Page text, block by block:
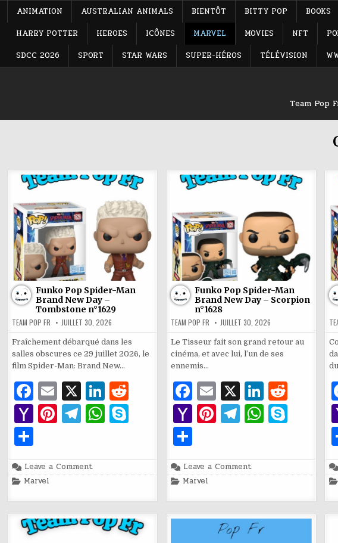
ANIMATION AUSTRALIAN ANIMALS BIENTÔT BITTY POP BOOKS
HARRY POTTER
HEROES ICÔNES MARVEL MOVIES NFT
SDCC 2026
SPORT STAR WARS SUPER-HÉROS TÉLÉVISION
Team Pop
Funko Pop Spider-Man
Brand New Day –
Tombstone n°1629
TEAM POP FR JUILLET 30, 2026
Fraîchement débarqué dans les
salles obscures ce 29 juillet 2026, le
film Spider-Man: Brand New…
F
a
c
b
o
o
k
E
m
ai
X
Li
n
k
dI t
Y
o
o
M
ai
Pi
re
T
g
m
W
s
p
p
p
ar
ta
er
Leave a Commenton
Funko
Brand
New
Day
–
Tombstone
Posted
Marvel
Funko Pop Spider-Man
Brand New Day – Scorpion
n°1628
TEAM POP FR JUILLET 30, 2026
Le Tisseur fait son grand retour au
cinéma, et avec lui, l’un de ses
ennemis…
F
a
c
e
b
o
o
k
E
m
ai
X Li
n
k
dI
R
e
d
t
Y
a
h
o
o
M
Pi
re
T
g
m
W
s
p
p
S
p
P
ar
ta
er
Leave a Commenton
Funko
Brand
New
Day
–
Scorpion
Posted
Marvel